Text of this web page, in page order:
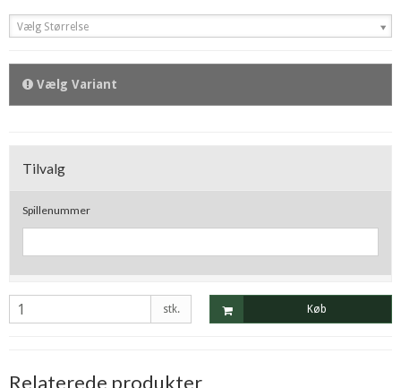
Vælg Størrelse
Vælg Variant
Tilvalg
Spillenummer
stk. Køb
Relaterede produkter